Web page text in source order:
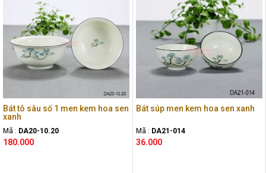
Bát tô sâu số 1 men kem hoa sen
xanh
Mã : DA20-10.20
180.000
Bát súp men kem hoa sen xanh
Mã : DA21-014
36.000